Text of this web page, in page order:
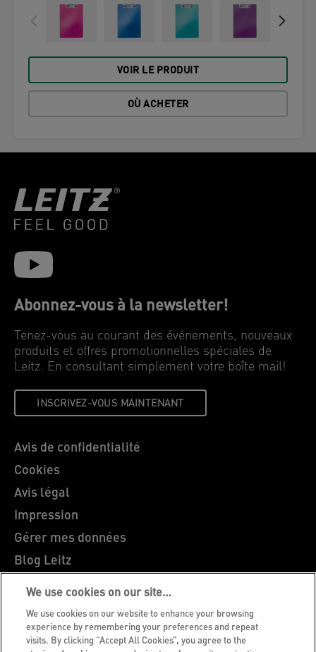
VOIR LE PRODUIT
OÙ ACHETER
Abonnez-vous à la newsletter!
Tenez-vous au courant des événements, nouveaux
produits et offres promotionnelles spéciales de
Leitz. En consultant simplement votre boîte mail!
INSCRIVEZ-VOUS MAINTENANT
Avis de confidentialité
Cookies
Avis légal
Impression
Gérer mes données
Blog Leitz
Carrières
Leitz EasyPrint
Support client
We use cookies on our site…
We use cookies on our website to enhance your browsing
experience by remembering your preferences and repeat
visits. By clicking “Accept All Cookies”, you agree to the